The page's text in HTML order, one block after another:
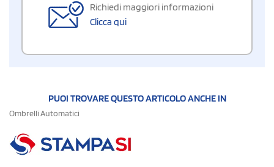
Richiedi maggiori informazioni
Clicca qui
PUOI TROVARE QUESTO ARTICOLO ANCHE IN
Ombrelli Automatici